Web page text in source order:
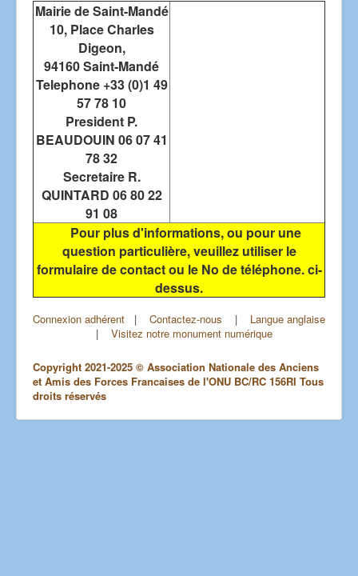
Mairie de Saint-Mandé
10, Place Charles
Digeon,
94160 Saint-Mandé
Telephone +33 (0)1 49
57 78 10
President P.
BEAUDOUIN 06 07 41
78 32
Secretaire R.
QUINTARD 06 80 22
91 08
Pour plus d'informations, ou pour une
question particulière, veuillez utiliser le
formulaire de contact ou le No de téléphone. ci-
dessus.
Connexion adhérent | Contactez-nous | Langue anglaise
| Visitez notre monument numérique
Copyright 2021-2025 © Association Nationale des Anciens
et Amis des Forces Francaises de l'ONU BC/RC 156RI Tous
droits réservés